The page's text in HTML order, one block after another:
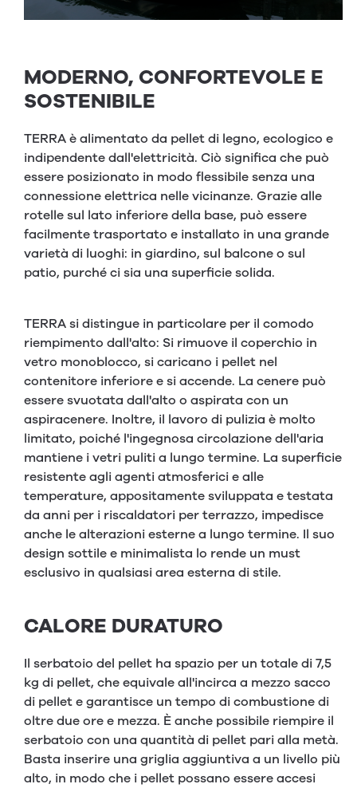
MODERNO, CONFORTEVOLE E
SOSTENIBILE
TERRA è alimentato da pellet di legno, ecologico e
indipendente dall'elettricità. Ciò significa che può
essere posizionato in modo flessibile senza una
connessione elettrica nelle vicinanze. Grazie alle
rotelle sul lato inferiore della base, può essere
facilmente trasportato e installato in una grande
varietà di luoghi: in giardino, sul balcone o sul
patio, purché ci sia una superficie solida.
TERRA si distingue in particolare per il comodo
riempimento dall'alto: Si rimuove il coperchio in
vetro monoblocco, si caricano i pellet nel
contenitore inferiore e si accende. La cenere può
essere svuotata dall'alto o aspirata con un
aspiracenere. Inoltre, il lavoro di pulizia è molto
limitato, poiché l'ingegnosa circolazione dell'aria
mantiene i vetri puliti a lungo termine. La superficie
resistente agli agenti atmosferici e alle
temperature, appositamente sviluppata e testata
da anni per i riscaldatori per terrazzo, impedisce
anche le alterazioni esterne a lungo termine. Il suo
design sottile e minimalista lo rende un must
esclusivo in qualsiasi area esterna di stile.
CALORE DURATURO
Il serbatoio del pellet ha spazio per un totale di 7,5
kg di pellet, che equivale all'incirca a mezzo sacco
di pellet e garantisce un tempo di combustione di
oltre due ore e mezza. È anche possibile riempire il
serbatoio con una quantità di pellet pari alla metà.
Basta inserire una griglia aggiuntiva a un livello più
alto, in modo che i pellet possano essere accesi